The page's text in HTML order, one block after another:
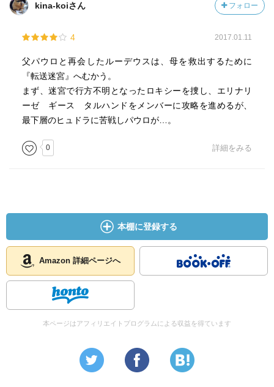
kina-koiさん フォロー
4 2017.01.11
父パウロと再会したルーデウスは、母を救出するために
『転送迷宮』へむかう。
まず、迷宮で行方不明となったロキシーを捜し、エリナリ
ーゼ ギース タルハンドをメンバーに攻略を進めるが、
最下層のヒュドラに苦戦しパウロが…。
0 詳細をみる
本棚に登録する
Amazon 詳細ページへ
本ページはアフィリエイトプログラムによる収益を得ています